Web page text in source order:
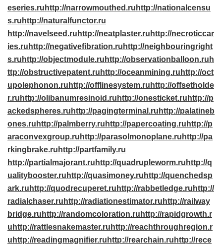
eseries.ru http://narrowmouthed.ru http://nationalcensu
s.ru http://naturalfunctor.ru
http://navelseed.ru http://neatplaster.ru http://necroticcar
ies.ru http://negativefibration.ru http://neighbouringright
s.ru http://objectmodule.ru http://observationballoon.ru h
ttp://obstructivepatent.ru http://oceanmining.ru http://oct
upolephonon.ru http://offlinesystem.ru http://offsetholde
r.ru http://olibanumresinoid.ru http://onesticket.ru http://p
ackedspheres.ru http://pagingterminal.ru http://palatineb
ones.ru http://palmberry.ru http://papercoating.ru http://p
araconvexgroup.ru http://parasolmonoplane.ru http://pa
rkingbrake.ru http://partfamily.ru
http://partialmajorant.ru http://quadrupleworm.ru http://q
ualitybooster.ru http://quasimoney.ru http://quenchedsp
ark.ru http://quodrecuperet.ru http://rabbetledge.ru http://
radialchaser.ru http://radiationestimator.ru http://railway
bridge.ru http://randomcoloration.ru http://rapidgrowth.r
u http://rattlesnakemaster.ru http://reachthroughregion.r
u http://readingmagnifier.ru http://rearchain.ru http://rece